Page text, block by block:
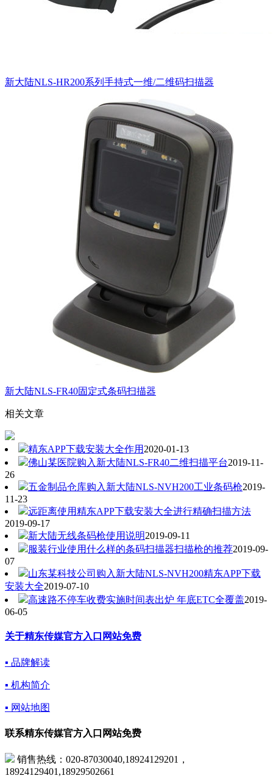
新大陆NLS-HR200系列手持式一维/二维码扫描器
新大陆NLS-FR40固定式条码扫描器
相关文章
精东APP下载安装大全作用 2020-01-13
佛山某医院购入新大陆NLS-FR40二维扫描平台2019-11-
26
五金制品仓库购入新大陆NLS-NVH200工业条码枪2019-
11-23
远距离使用精东APP下载安装大全进行精确扫描方法
2019-09-17
新大陆无线条码枪使用说明2019-09-11
服装行业使用什么样的条码扫描器扫描枪的推荐2019-09-
07
山东某科技公司购入新大陆NLS-NVH200精东APP下载
安装大全2019-07-10
高速路不停车收费实施时间表出炉 年底ETC全覆盖2019-
06-05
关于精东传媒官方入口网站免费
▪ 品牌解读
▪ 机构简介
▪ 网站地图
联系精东传媒官方入口网站免费
销售热线：020-87030040,18924129201，
18924129401,18929502661